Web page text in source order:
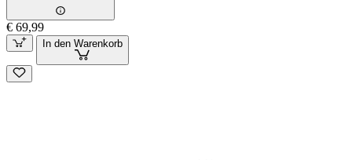
€ 69,99
In den Warenkorb